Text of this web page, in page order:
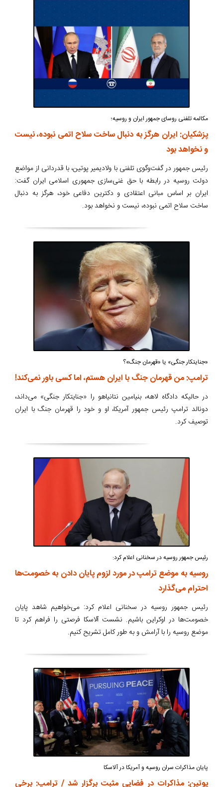
مکالمه تلفنی روسای جمهور ایران و روسیه؛
پزشکیان: ایران هرگز به دنبال ساخت سلاح اتمی نبوده، نیست
و نخواهد بود
رئیس جمهور در گفت‌وگوی تلفنی با ولادیمیر پوتین، با قدردانی از مواضع
دولت روسیه در رابطه با حق غنی‌سازی جمهوری اسلامی ایران گفت:
ایران بر اساس مبانی اعتقادی و دکترین دفاعی خود، هرگز به دنبال
ساخت سلاح اتمی نبوده، نیست و نخواهد بود.
«جنایتکار جنگی» یا «قهرمان جنگ»؟
ترامپ: من قهرمان جنگ با ایران هستم، اما کسی باور نمی‌کند!
در حالیکه دادگاه لاهه، بنیامین نتانیاهو را «جنایتکار جنگی» می‌داند،
دونالد ترامپ رئیس جمهور آمریکا، او و خود را قهرمان جنگ با ایران
توصیف کرد.
رئیس جمهور روسیه در سخنانی اعلام کرد:
روسیه به موضع ترامپ در مورد لزوم پایان دادن به خصومت‌ها
احترام می‌گذارد
رئیس جمهور روسیه در سخنانی اعلام کرد: می‌خواهیم شاهد پایان
خصومت‌ها در اوکراین باشیم. نشست آلاسکا فرصتی را فراهم کرد تا
موضع روسیه را با آرامش و به طور کامل تشریح کنیم.
پایان مذاکرات سران روسیه و آمریکا در آلاسکا
پوتین: مذاکرات در فضایی مثبت برگزار شد / ترامپ: برخی